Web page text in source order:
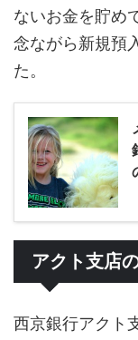
ないお金を貯め
念ながら新規預
た。
アクト支店
西京銀行アクト